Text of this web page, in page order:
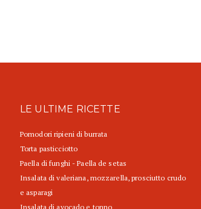
LE ULTIME RICETTE
Pomodori ripieni di burrata
Torta pasticciotto
Paella di funghi - Paella de setas
Insalata di valeriana, mozzarella, prosciutto crudo
e asparagi
Insalata di avocado e tonno